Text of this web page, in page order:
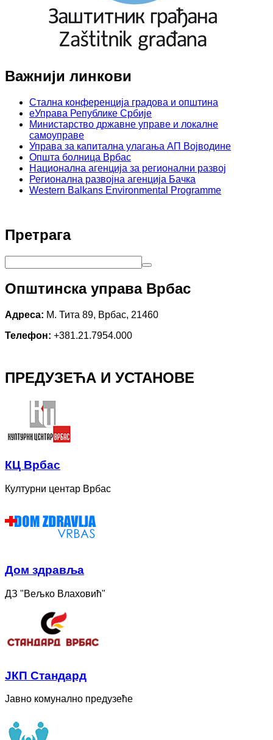
Важнији линкови
Стална конференција градова и општина
еУправа Републике Србије
Министарство државне управе и локалне
самоуправе
Управа за капитална улагања АП Војводине
Општа болница Врбас
Национална агенција за регионални развој
Регионална развојна агенција Бачка
Western Balkans Environmental Programme
Претрага
Општинска управа Врбас
Адреса: М. Тита 89, Врбас, 21460
Телефон: +381.21.7954.000
ПРЕДУЗЕЋА И УСТАНОВЕ
КЦ Врбас
Културни центар Врбас
Дом здравља
ДЗ "Вељко Влаховић"
ЈКП Стандард
Јавно комунално предузеће